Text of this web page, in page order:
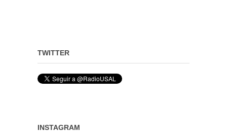
TWITTER
INSTAGRAM